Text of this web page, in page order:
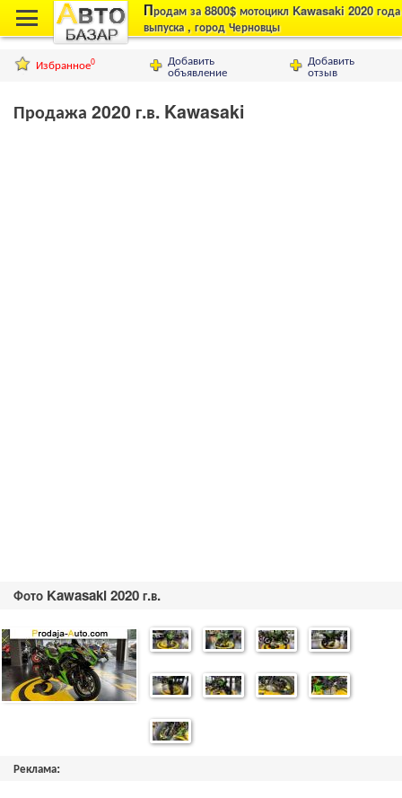
Продам за 8800$ мотоцикл Kawasaki 2020 года
выпуска , город Черновцы
Добавить
отзыв
Добавить
объявление
Избранное0
Продажа 2020 г.в. Kawasaki
Фото Kawasaki 2020 г.в.
Реклама: